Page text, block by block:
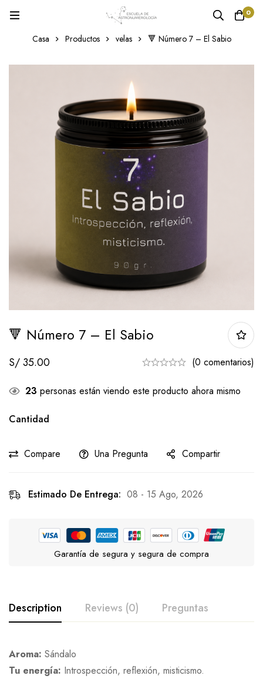
0
Casa Productos velas 🔻 Número 7 – El Sabio
🔻 Número 7 – El Sabio
S/35.00 (0 comentarios)
23 personas están viendo este producto ahora mismo
Cantidad
Compare Una Pregunta Compartir
Estimado De Entrega: 08 - 15 Ago, 2026
Garantía de segura y segura de compra
Description Reviews (0) Preguntas
Aroma: Sándalo
Tu energía: Introspección, reflexión, misticismo.